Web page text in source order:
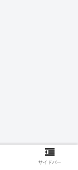
サイドバー